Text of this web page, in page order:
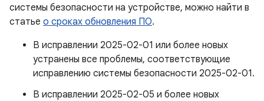
системы безопасности на устройстве, можно найти в
статье о сроках обновления ПО.
В исправлении 2025-02-01 или более новых
устранены все проблемы, соответствующие
исправлению системы безопасности 2025-02-01.
В исправлении 2025-02-05 и более новых